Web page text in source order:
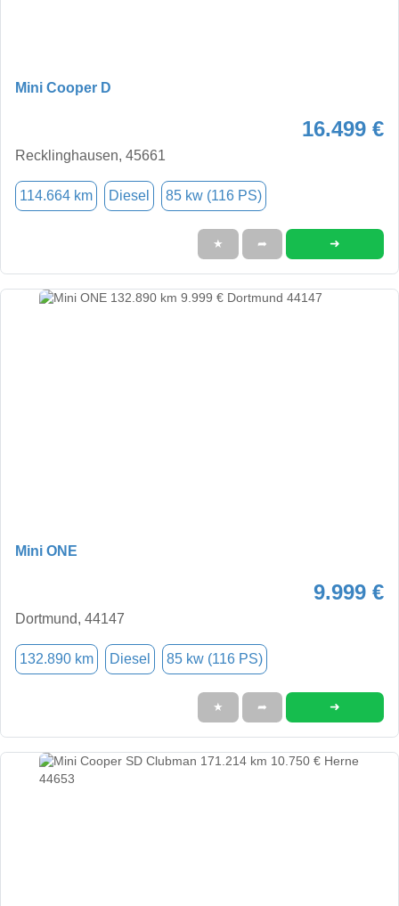
Mini Cooper D
16.499 €
Recklinghausen, 45661
114.664 km Diesel 85 kw (116 PS)
★ ➦ ➜
Mini ONE
9.999 €
Dortmund, 44147
132.890 km Diesel 85 kw (116 PS)
★ ➦ ➜